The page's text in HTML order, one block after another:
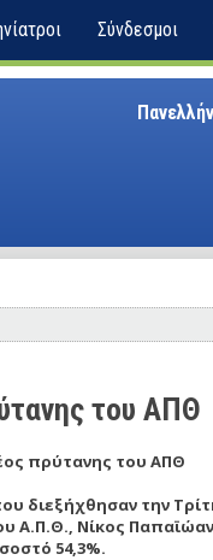
Σύνδεσμοι
του ΑΠΘ
πρύτανης του ΑΠΘ
διεξήχθησαν την
Α.Π.Θ., Νίκος
54,3%.